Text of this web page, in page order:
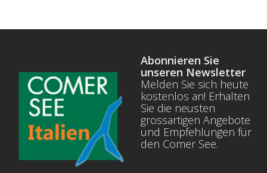
Abonnieren Sie
unseren Newsletter
Melden Sie sich heute
kostenlos an! Erhalten
Sie die neusten
grossartigen Angebote
und Empfehlungen für
den Comer See.